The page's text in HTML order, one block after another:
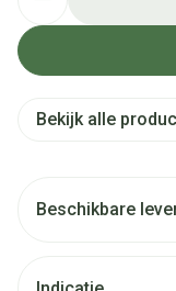
Bekijk alle
Beschikbare